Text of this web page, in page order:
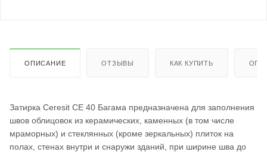
ОПИСАНИЕ ОТЗЫВЫ КАК КУПИТЬ
Затирка Ceresit СЕ 40 Багама предназначена для заполнения
швов облицовок из керамических, каменных (в том числе
мраморных) и стеклянных (кроме зеркальных) плиток на
полах, стенах внутри и снаружи зданий, при ширине шва до